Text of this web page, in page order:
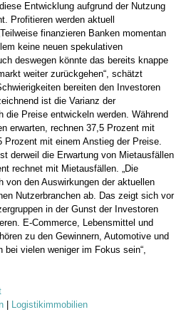
Entwicklung aufgrund der Nutzung
Profitieren werden aktuell
finanzieren Banken momentan
keine neuen spekulativen
deswegen könnte das bereits knappe
weiter zurückgehen“, schätzt
bereiten den Investoren
ist die Varianz der
die Preise entwickeln werden. Während
erwarten, rechnen 37,5 Prozent mit
Prozent mit einem Anstieg der Preise.
derweil die Erwartung von Mietausfällen
rechnet mit Mietausfällen. „Die
von den Auswirkungen der aktuellen
Nutzerbranchen ab. Das zeigt sich vor
in der Gunst der Investoren
E-Commerce, Lebensmittel und
zu den Gewinnern, Automotive und
bei vielen weniger im Fokus sein“,
| Logistikimmobilien